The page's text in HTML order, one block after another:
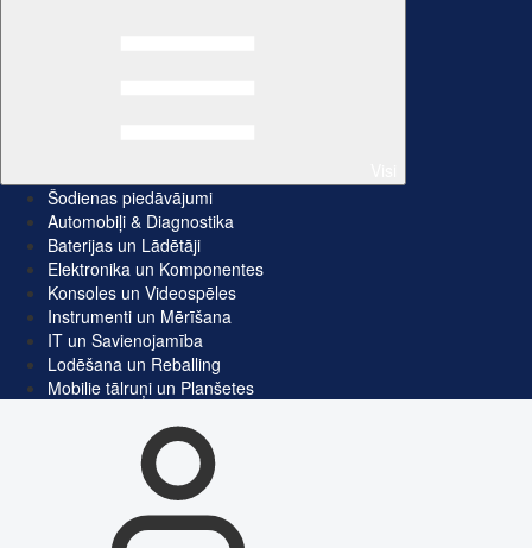
Šodienas piedāvājumi
Automobiļi & Diagnostika
Baterijas un Lādētāji
Elektronika un Komponentes
Konsoles un Videospēles
Instrumenti un Mērīšana
IT un Savienojamība
Lodēšana un Reballing
Mobilie tālruņi un Planšetes